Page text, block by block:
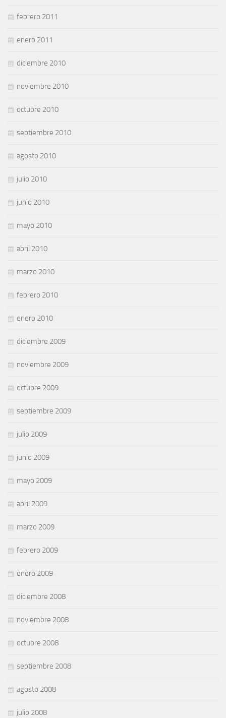
febrero 2011
enero 2011
diciembre 2010
noviembre 2010
octubre 2010
septiembre 2010
agosto 2010
julio 2010
junio 2010
mayo 2010
abril 2010
marzo 2010
febrero 2010
enero 2010
diciembre 2009
noviembre 2009
octubre 2009
septiembre 2009
julio 2009
junio 2009
mayo 2009
abril 2009
marzo 2009
febrero 2009
enero 2009
diciembre 2008
noviembre 2008
octubre 2008
septiembre 2008
agosto 2008
julio 2008